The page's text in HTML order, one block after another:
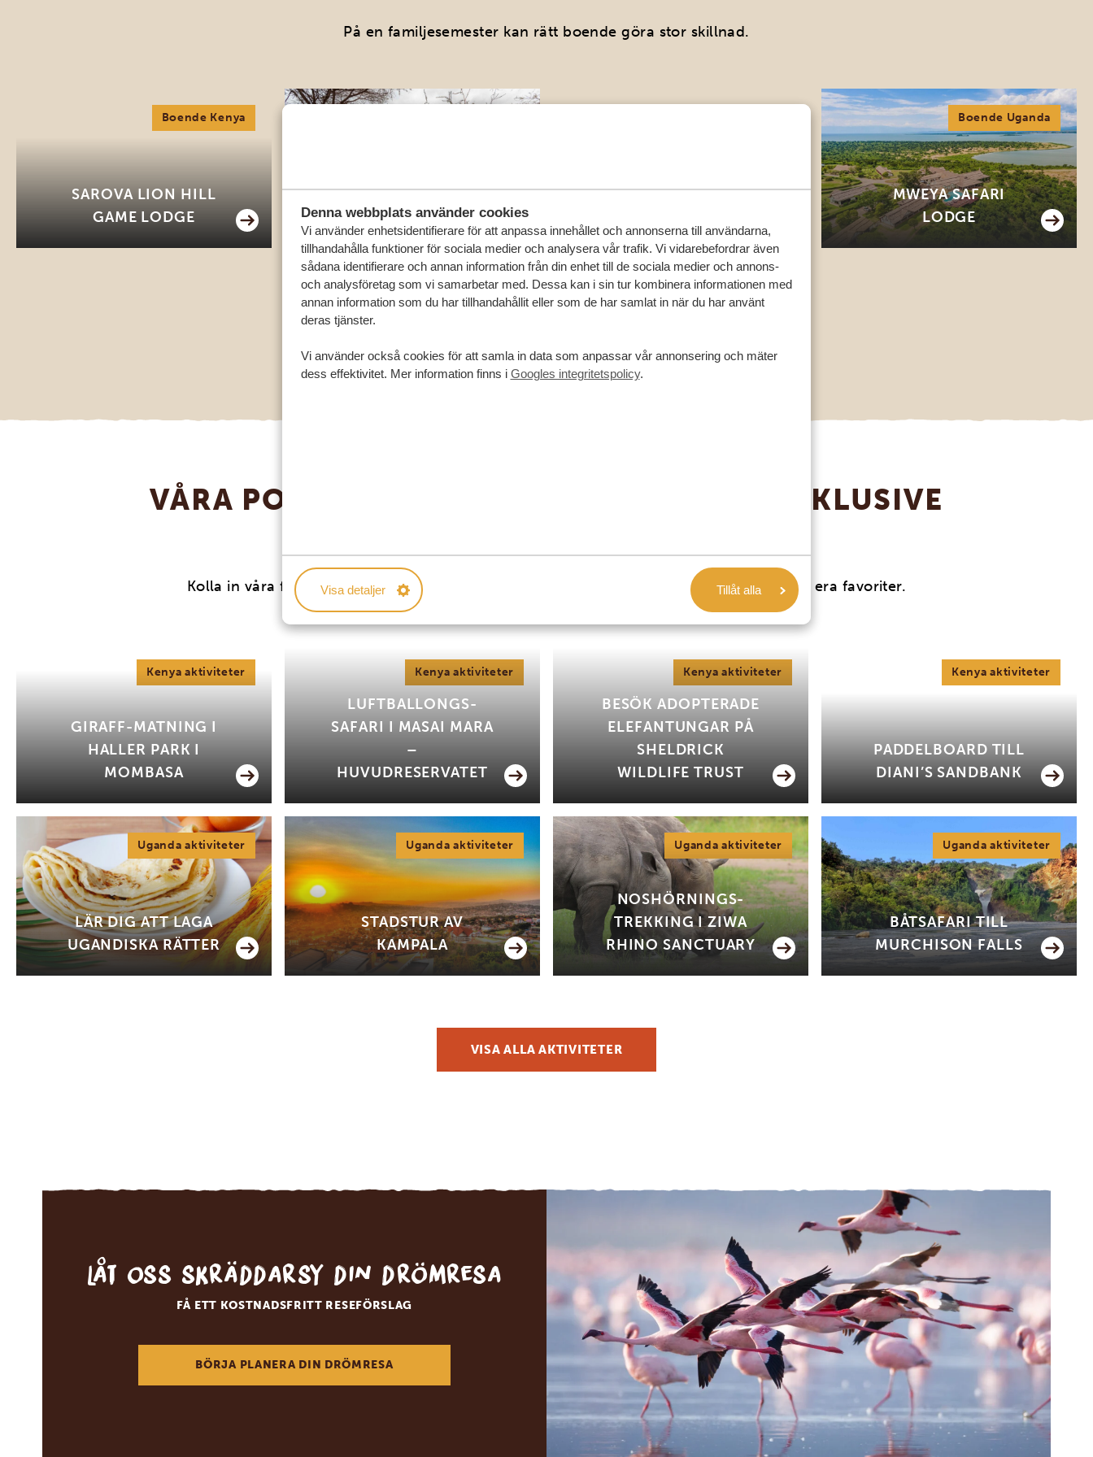
Denna webbplats använder cookies
Vi använder enhetsidentifierare för att anpassa innehållet och annonserna till användarna,
tillhandahålla funktioner för sociala medier och analysera vår trafik. Vi vidarebefordrar även
sådana identifierare och annan information från din enhet till de sociala medier och annons-
och analysföretag som vi samarbetar med. Dessa kan i sin tur kombinera informationen med
annan information som du har tillhandahållit eller som de har samlat in när du har använt
deras tjänster.
Vi använder också cookies för att samla in data som anpassar vår annonsering och mäter
dess effektivitet. Mer information finns i Googles integritetspolicy.
Visa detaljer Tillåt alla
På en familjesemester kan rätt boende göra stor skillnad.
Boende Kenya
SAROVA LION HILL
GAME LODGE
SEVERIN SAFARI
CAMP
BAOBAB BEACH
Boende Uganda
MWEYA SAFARI
LODGE
VÅRA POPULÄRA FAMILJEAKTIVITETER (INKLUSIVE
Kolla in våra familjevänliga aktiviteter och hör av dig till din reseexpert när du har hittat era favoriter.
Kenya aktiviteter
GIRAFF-MATNING I
HALLER PARK I
MOMBASA
Kenya aktiviteter
LUFTBALLONGS-
SAFARI I MASAI MARA
–
HUVUDRESERVATET
Kenya aktiviteter
BESÖK ADOPTERADE
ELEFANTUNGAR PÅ
SHELDRICK
WILDLIFE TRUST
Kenya aktiviteter
PADDELBOARD TILL
DIANI’S SANDBANK
Uganda aktiviteter
LÄR DIG ATT LAGA
UGANDISKA RÄTTER
Uganda aktiviteter
STADSTUR AV
KAMPALA
Uganda aktiviteter
NOSHÖRNINGS-
TREKKING I ZIWA
RHINO SANCTUARY
Uganda aktiviteter
BÅTSAFARI TILL
MURCHISON FALLS
VISA ALLA AKTIVITETER
Låt oss skräddarsy din drömresa
FÅ ETT KOSTNADSFRITT RESEFÖRSLAG
BÖRJA PLANERA DIN DRÖMRESA